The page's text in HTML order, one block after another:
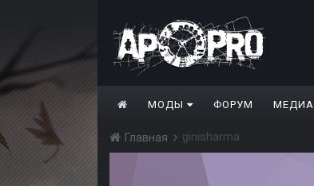
МОДЫ ФОРУМ МЕДИА
Главная ginisharma